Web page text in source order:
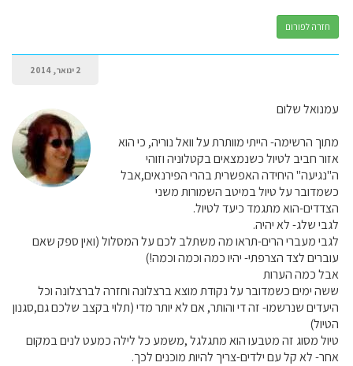
חזרה לפורום
2 ינואר, 2014
עמנואל שלום
מתוך הרשימה- הייתי מוותרת על וואל נוריה, כי הוא
אזור חביב לטיול כשנמצאים בקטלוניה וזוהי
ה"נגיעה" היחידה האפשרית בהרי הפירנאים,אבל
כשמדובר על טיול במיטב השמורות משני
הצדדים-הוא מתגמד כיעד לטיול.
לגבי שלג- לא יהיה.
לגבי מעברי הרים-תראו מה משתלב לכם על המסלול (ואין ספק שאם
עוברים לצד הצרפתי- יהיו כמה וכמה וכמה!)
אבל כמה הערות
ששה ימים כשמדובר על נקודת מוצא ברצלונה וחזרה לברצלונה וכל
היעדים שנרשמו- זה די והותר, אם לא יותר מדי (תלוי בקצב שלכם גם,סגנון
הטיול)
טיול מסוג זה מטבעו הוא מתגלגל ,משמע כל לילה כמעט לנים במקום
אחר- לא קל עם ילדים-צריך להיות מוכנים לכך.